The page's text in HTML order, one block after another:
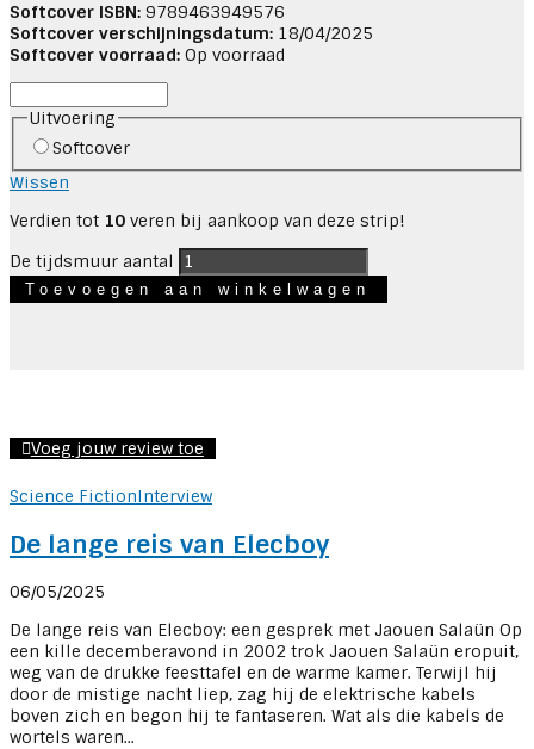
Softcover ISBN: 9789463949576
Softcover verschijningsdatum: 18/04/2025
Softcover voorraad: Op voorraad
Uitvoering
Softcover
Wissen
Verdien tot 10 veren bij aankoop van deze strip!
De tijdsmuur aantal
Toevoegen aan winkelwagen
Voeg jouw review toe
Science FictionInterview
De lange reis van Elecboy
06/05/2025
De lange reis van Elecboy: een gesprek met Jaouen Salaün Op
een kille decemberavond in 2002 trok Jaouen Salaün eropuit,
weg van de drukke feesttafel en de warme kamer. Terwijl hij
door de mistige nacht liep, zag hij de elektrische kabels
boven zich en begon hij te fantaseren. Wat als die kabels de
wortels waren...